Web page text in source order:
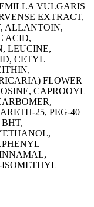
VULGARIS
EXTRACT,
ALLANTOIN,
ACID,
LEUCINE,
CETYL
FLOWER
CAPROOYL
25, PEG-40